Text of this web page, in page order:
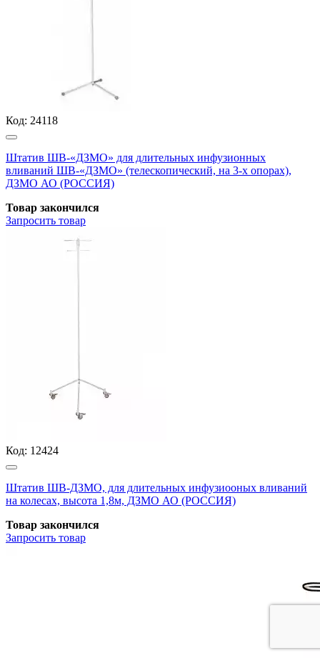
Код: 24118
Штатив ШВ-«ДЗМО» для длительных инфузионных
вливаний ШВ-«ДЗМО» (телескопический, на 3-х опорах),
ДЗМО АО (РОССИЯ)
Товар закончился
Запросить товар
Код: 12424
Штатив ШВ-ДЗМО, для длительных инфузиооных вливаний
на колесах, высота 1,8м, ДЗМО АО (РОССИЯ)
Товар закончился
Запросить товар